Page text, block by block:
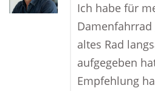
Ich habe für
altes Rad
aufgegeben
Empfehlung